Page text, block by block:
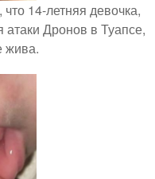
14-летняя девочка,
атаки Дронов в Туапсе,
жива.